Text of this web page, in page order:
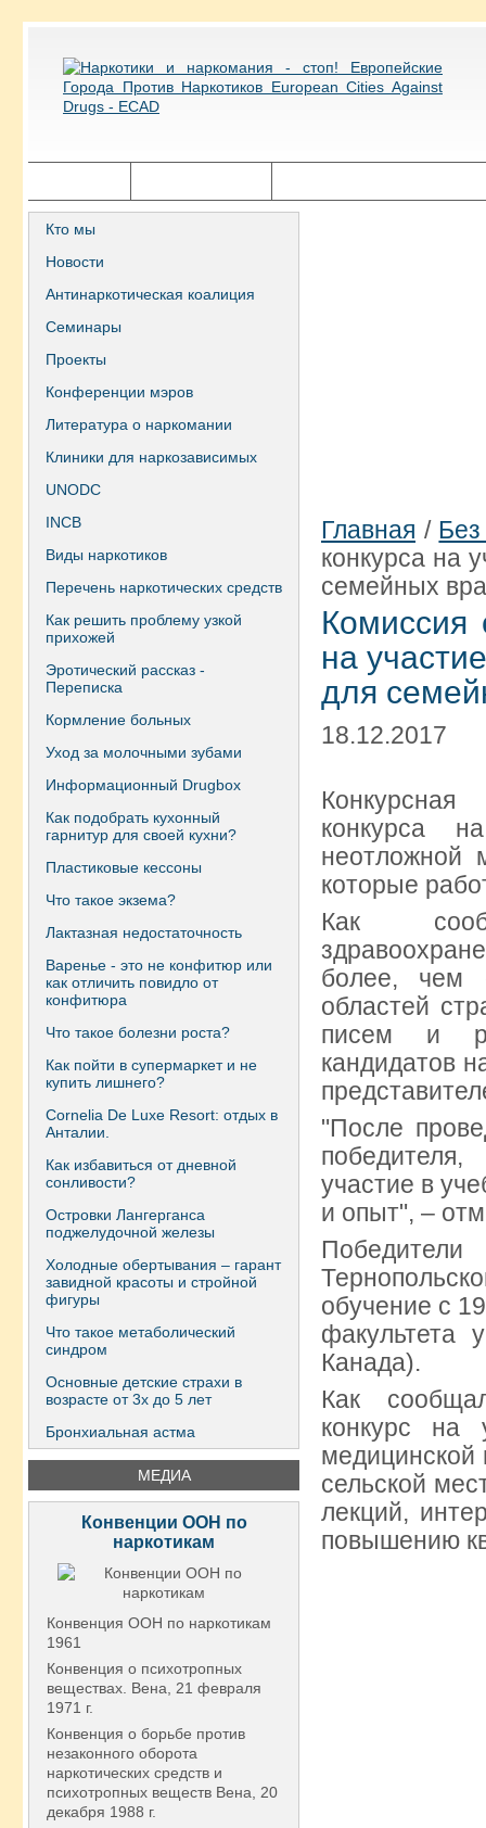
Кто мы
Новости
Антинаркотическая коалиция
Семинары
Проекты
Конференции мэров
Литература о наркомании
Клиники для наркозависимых
UNODC
INCB
Виды наркотиков
Перечень наркотических средств
Как решить проблему узкой
прихожей
Эротический рассказ -
Переписка
Кормление больных
Уход за молочными зубами
Информационный Drugbox
Как подобрать кухонный
гарнитур для своей кухни?
Пластиковые кессоны
Что такое экзема?
Лактазная недостаточность
Варенье - это не конфитюр или
как отличить повидло от
конфитюра
Что такое болезни роста?
Как пойти в супермаркет и не
купить лишнего?
Сornelia De Luxe Resort: отдых в
Анталии.
Как избавиться от дневной
сонливости?
Островки Лангерганса
поджелудочной железы
Холодные обертывания – гарант
завидной красоты и стройной
фигуры
Что такое метаболический
синдром
Основные детские страхи в
возрасте от 3х до 5 лет
Бронхиальная астма
МЕДИА
Конвенции ООН по
наркотикам
Конвенция ООН по наркотикам
1961
Конвенция о психотропных
веществах. Вена, 21 февраля
1971 г.
Конвенция о борьбе против
незаконного оборота
наркотических средств и
психотропных веществ Вена, 20
декабря 1988 г.
Главная /
конкурса на
семейных
Комиссия
на
для
18.12.2017
конкурса
неотложной
которые
Как
более, чем
областей
писем и
кандидатов
"После
участие в
и опыт", –
обучение с
факультета
Канада).
Как
конкурс на
сельской
лекций,
повышению